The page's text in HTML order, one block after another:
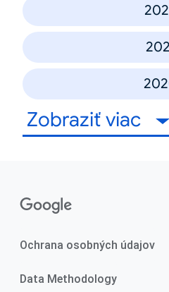
Zobraziť viac
Ochrana osobných údajov
Data Methodology